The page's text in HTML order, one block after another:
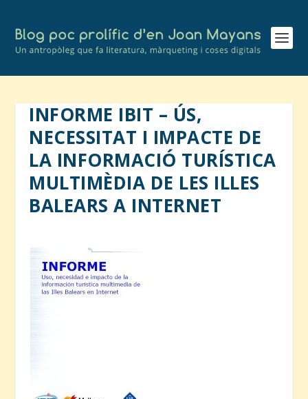
INFORME IBIT – ÚS,
NECESSITAT I IMPACTE DE
LA INFORMACIÓ TURÍSTICA
MULTIMÈDIA DE LES ILLES
BALEARS A INTERNET